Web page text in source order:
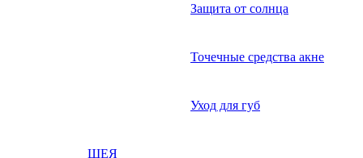
Защита от солнца
Точечные средства акне
Уход для губ
ШЕЯ